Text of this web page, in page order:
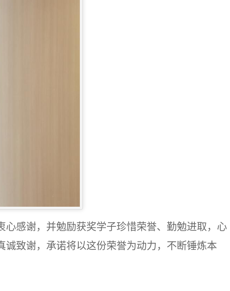
感谢，并勉励获奖学子珍惜荣誉、勤勉进取，心
诚致谢，承诺将以这份荣誉为动力， 不断锤炼本